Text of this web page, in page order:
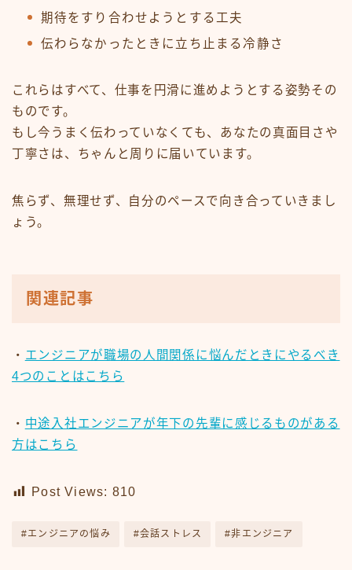
期待をすり合わせようとする工夫
伝わらなかったときに立ち止まる冷静さ
これらはすべて、仕事を円滑に進めようとする姿勢その
ものです。
もし今うまく伝わっていなくても、あなたの真面目さや
丁寧さは、ちゃんと周りに届いています。
焦らず、無理せず、自分のペースで向き合っていきまし
ょう。
関連記事
・ エンジニアが職場の人間関係に悩んだときにやるべき
4つのことはこちら
・ 中途入社エンジニアが年下の先輩に感じるものがある
方はこちら
Post Views: 810
#エンジニアの悩み #会話ストレス #非エンジニア